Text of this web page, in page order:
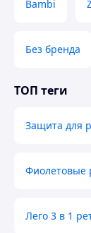
Bambi
Без бренда
ТОП теги
Защита для
Фиолетовые
Лего 3 в 1